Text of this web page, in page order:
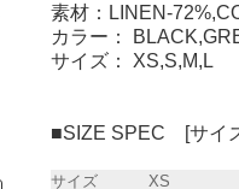
素材：LINEN-
カラー：
サイズ： XS,S,M,L
■SIZE SPEC [サイ
サイズ XS